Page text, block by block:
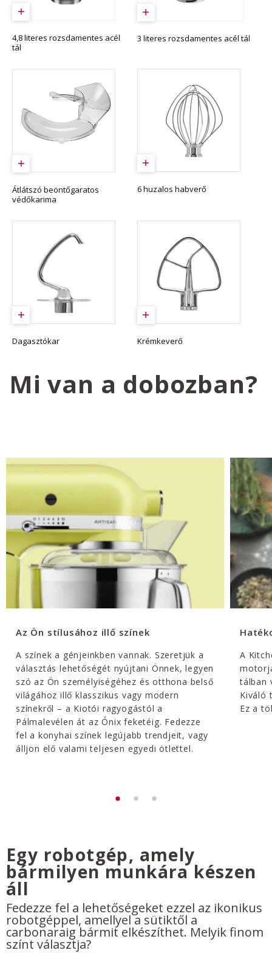
4,8 literes rozsdamentes acél
tál
3 literes rozsdamentes acél tál
Átlátszó beöntőgaratos
védőkarima
6 huzalos habverő
Dagasztókar Krémkeverő
Mi van a dobozban?
Az Ön stílusához illő színek
A színek a génjeinkben vannak. Szeretjük a
választás lehetőségét nyújtani Önnek, legyen
szó az Ön személyiségéhez és otthona belső
világához illő klasszikus vagy modern
színekről – a Kiotói ragyogástól a
Pálmalevélen át az Ónix feketéig. Fedezze
fel a konyhai színek legújabb trendjeit, vagy
álljon elő valami teljesen egyedi ötlettel.
A
tálban
Kiváló
Ez a
Egy robotgép, amely
bármilyen munkára készen
áll
Fedezze fel a lehetőségeket ezzel az ikonikus
robotgéppel, amellyel a sütiktől a
carbonaraig bármit elkészíthet. Melyik finom
színt választja?